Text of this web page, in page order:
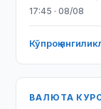
17:45 · 08/08
Кўпроқ
ВАЛЮТА